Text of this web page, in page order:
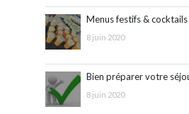
Menus festifs & cocktails
8 juin 2020
Bien préparer votre
8 juin 2020